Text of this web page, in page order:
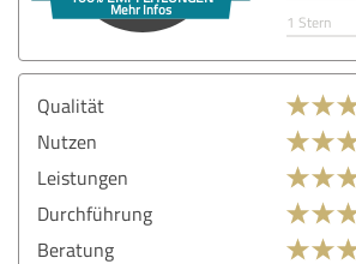
1 Stern
Qualität
Nutzen
Leistungen
Durchführung
Beratung